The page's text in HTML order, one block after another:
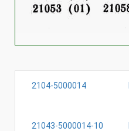
2104-5000014
21043-5000014-10